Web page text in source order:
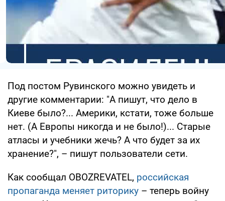
Под постом Рувинского можно увидеть и
другие комментарии: "А пишут, что дело в
Киеве было?... Америки, кстати, тоже больше
нет. (А Европы никогда и не было!)... Старые
атласы и учебники жечь? А что будет за их
хранение?", – пишут пользователи сети.
Как сообщал OBOZREVATEL, российская
пропаганда меняет риторику – теперь войну